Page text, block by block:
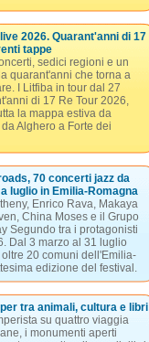
2026. Quarant'anni di 17
tappe
sedici regioni e un
quarant'anni che torna a
I Litfiba in tour dal 27
di 17 Re Tour 2026,
la mappa estiva da
Alghero a Forte dei
70 concerti jazz da
luglio in Emilia-Romagna
Enrico Rava, Makaya
China Moses e il Grupo
Segundo tra i protagonisti
Dal 3 marzo al 31 luglio
20 comuni dell'Emilia-
edizione del festival.
tra animali, cultura e libri
su quattro viaggia
i monumenti aperti